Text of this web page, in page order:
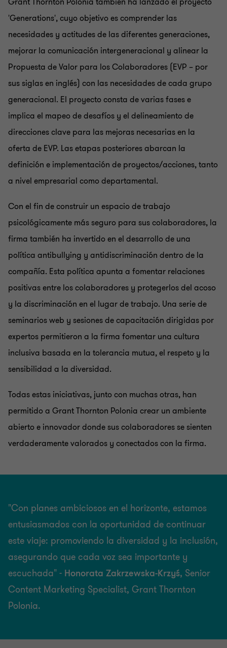
'Generations', cuyo objetivo es comprender las
necesidades y actitudes de las diferentes generaciones,
mejorar la comunicación intergeneracional y alinear la
Propuesta de Valor para los Colaboradores (EVP – por
sus siglas en inglés) con las necesidades de cada grupo
generacional. El proyecto consta de varias fases e
implica el mapeo de desafíos y el delineamiento de
direcciones clave para las mejoras necesarias en la
oferta de EVP. Las etapas posteriores abarcan la
definición e implementación de proyectos/acciones, tanto
a nivel empresarial como departamental.
Con el fin de construir un espacio de trabajo
psicológicamente más seguro para sus colaboradores, la
firma también ha invertido en el desarrollo de una
política antibullying y antidiscriminación dentro de la
compañía. Esta política apunta a fomentar relaciones
positivas entre los colaboradores y protegerlos del acoso
y la discriminación en el lugar de trabajo. Una serie de
seminarios web y sesiones de capacitación dirigidas por
expertos permitieron a la firma fomentar una cultura
inclusiva basada en la tolerancia mutua, el respeto y la
sensibilidad a la diversidad.
Todas estas iniciativas, junto con muchas otras, han
permitido a Grant Thornton Polonia crear un ambiente
abierto e innovador donde sus colaboradores se sienten
verdaderamente valorados y conectados con la firma.
"Con planes ambiciosos en el horizonte, estamos
entusiasmados con la oportunidad de continuar
este viaje: promoviendo la diversidad y la inclusión,
asegurando que cada voz sea importante y
escuchada" - Honorata Zakrzewska-Krzyś, Senior
Content Marketing Specialist, Grant Thornton
Polonia.